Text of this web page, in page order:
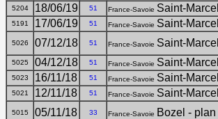
5204 18/06/19 51 France-Savoie Saint-
5191 17/06/19 51 France-Savoie Saint-
5026 07/12/18 51 France-Savoie Saint-
5025 04/12/18 51 France-Savoie Saint-
5023 16/11/18 51 France-Savoie Saint-
5021 12/11/18 51 France-Savoie Saint-
5015 05/11/18 33 France-Savoie Bozel -